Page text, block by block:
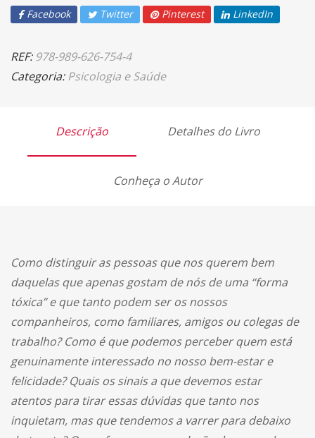
Facebook Twitter Pinterest LinkedIn
REF:978-989-626-754-4
Categoria:Psicologia e Saúde
Descrição Detalhes do Livro
Conheça o Autor
Como distinguir as pessoas que nos querem bem
daquelas que apenas gostam de nós de uma “forma
tóxica” e que tanto podem ser os nossos
companheiros, como familiares, amigos ou colegas de
trabalho? Como é que podemos perceber quem está
genuinamente interessado no nosso bem-estar e
felicidade? Quais os sinais a que devemos estar
atentos para tirar essas dúvidas que tanto nos
inquietam, mas que tendemos a varrer para debaixo